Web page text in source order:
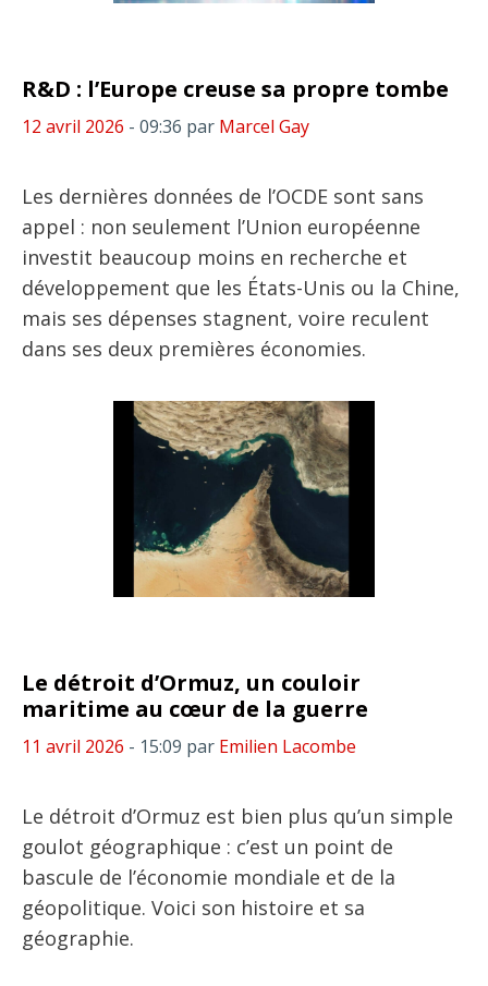
R&D : l’Europe creuse sa propre tombe
12 avril 2026 - 09:36 par Marcel Gay
Les dernières données de l’OCDE sont sans
appel : non seulement l’Union européenne
investit beaucoup moins en recherche et
développement que les États-Unis ou la Chine,
mais ses dépenses stagnent, voire reculent
dans ses deux premières économies.
Le détroit d’Ormuz, un couloir
maritime au cœur de la guerre
11 avril 2026 - 15:09 par Emilien Lacombe
Le détroit d’Ormuz est bien plus qu’un simple
goulot géographique : c’est un point de
bascule de l’économie mondiale et de la
géopolitique. Voici son histoire et sa
géographie.